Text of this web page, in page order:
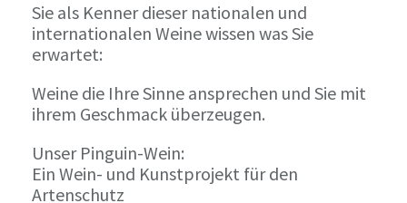
Sie als Kenner dieser nationalen und
internationalen Weine wissen was Sie
erwartet:
Weine die Ihre Sinne ansprechen und Sie mit
ihrem Geschmack überzeugen.
Unser Pinguin-Wein:
Ein Wein- und Kunstprojekt für den
Artenschutz